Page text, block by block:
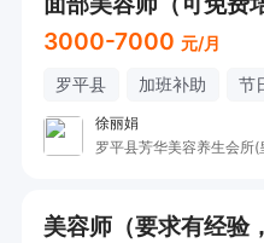
3000-7000 元/月
罗平县 加班补助 节
徐丽娟
罗平县芳华美容养生会所(